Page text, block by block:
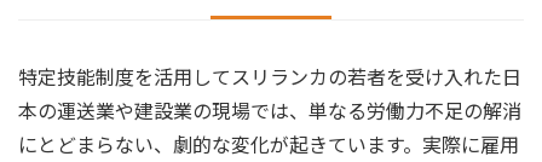
特定技能制度を活用してスリランカの若者を受け入れた日
本の運送業や建設業の現場では、単なる労働力不足の解消
にとどまらない、劇的な変化が起きています。実際に雇用